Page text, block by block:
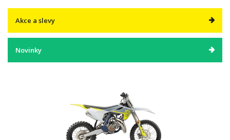
Akce a slevy
Novinky